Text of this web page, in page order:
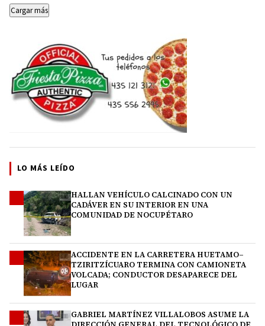
Cargar más
LO MÁS LEÍDO
HALLAN VEHÍCULO CALCINADO CON UN
CADÁVER EN SU INTERIOR EN UNA
COMUNIDAD DE NOCUPÉTARO
ACCIDENTE EN LA CARRETERA HUETAMO–
TZIRITZÍCUARO TERMINA CON CAMIONETA
VOLCADA; CONDUCTOR DESAPARECE DEL
LUGAR
GABRIEL MARTÍNEZ VILLALOBOS ASUME LA